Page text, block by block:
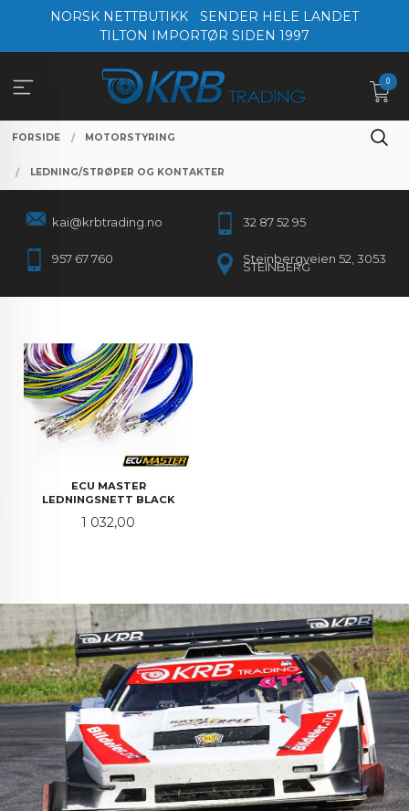
NORSK NETTBUTIKK
SENDER HELE LANDET
TILTON IMPORTØR SIDEN 1997
0
FORSIDE MOTORSTYRING
LEDNING/STRØPER OG KONTAKTER
kai@krbtrading.no 32 87 52 95
957 67 760 Steinbergveien 52, 3053
STEINBERG
ECU MASTER
LEDNINGSNETT BLACK
Pris
1 032,00